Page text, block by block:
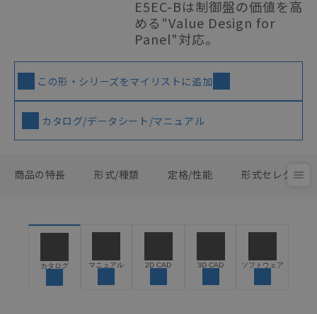
E5EC-Bは制御盤の価値を高
める"Value Design for
Panel"対応。
この形・シリーズをマイリストに追加
カタログ/データシート/マニュアル
商品の特長 形式/種類 定格/性能 形式セレクタ
カタログ マニュアル 2D CAD 3D CAD ソフトウェア